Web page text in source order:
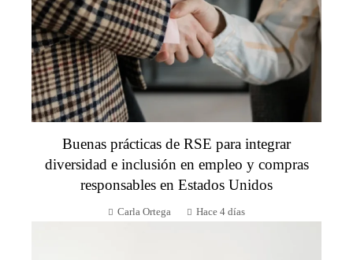
Buenas prácticas de RSE para integrar
diversidad e inclusión en empleo y compras
responsables en Estados Unidos
Carla Ortega Hace 4 días